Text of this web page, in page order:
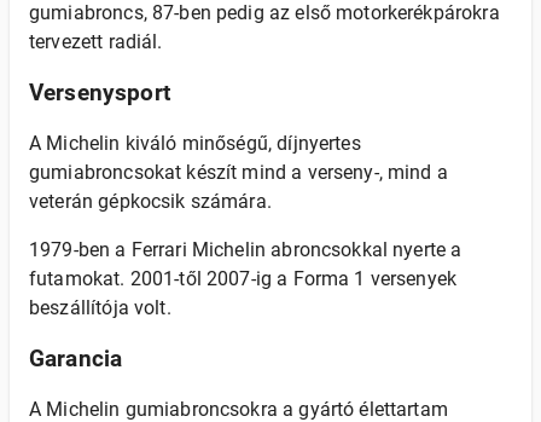
gumiabroncs, 87-ben pedig az első motorkerékpárokra
tervezett radiál.
Versenysport
A Michelin kiváló minőségű, díjnyertes
gumiabroncsokat készít mind a verseny-, mind a
veterán gépkocsik számára.
1979-ben a Ferrari Michelin abroncsokkal nyerte a
futamokat. 2001-től 2007-ig a Forma 1 versenyek
beszállítója volt.
Garancia
A Michelin gumiabroncsokra a gyártó élettartam